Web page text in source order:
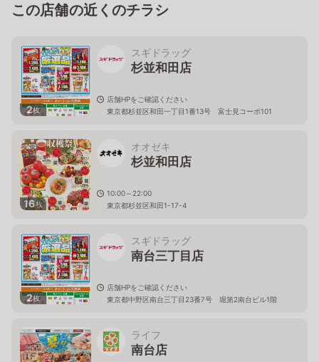
この店舗の近くのチラシ
2枚
スギドラッグ
杉並和田店
店舗HPをご確認ください
東京都杉並区和田一丁目1番13号 富士見コーポ101
16枚
オオゼキ
杉並和田店
10:00～22:00
東京都杉並区和田1-17-4
2枚
スギドラッグ
南台三丁目店
店舗HPをご確認ください
東京都中野区南台三丁目23番7号 堀第2南台ビル1階
ライフ
南台店